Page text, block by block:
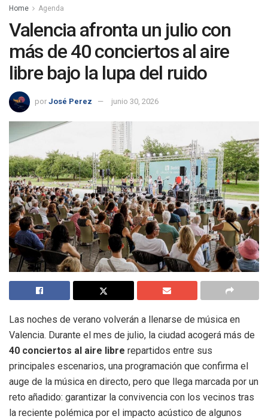
Home Agenda
Valencia afronta un julio con
más de 40 conciertos al aire
libre bajo la lupa del ruido
por José Perez junio 30, 2026
Las noches de verano volverán a llenarse de música en
Valencia. Durante el mes de julio, la ciudad acogerá más de
40 conciertos al aire libre repartidos entre sus
principales escenarios, una programación que confirma el
auge de la música en directo, pero que llega marcada por un
reto añadido: garantizar la convivencia con los vecinos tras
la reciente polémica por el impacto acústico de algunos